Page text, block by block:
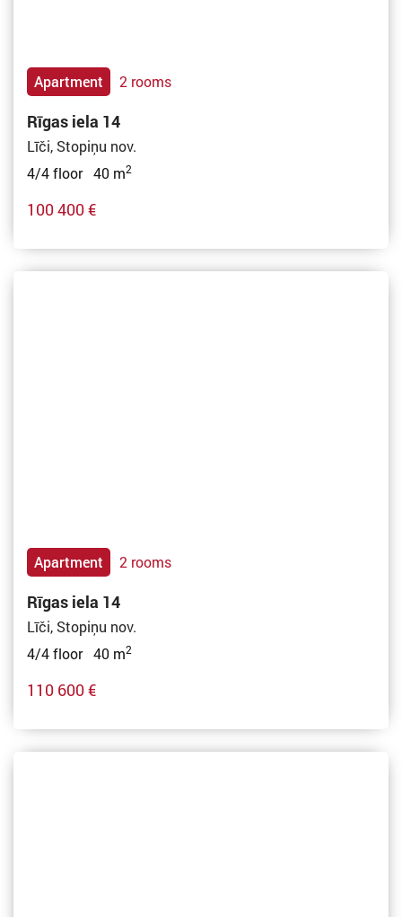
Apartment 2 rooms
Rīgas iela 14
Līči, Stopiņu nov.
4/4 floor 40 m2
100 400 €
Apartment 2 rooms
Rīgas iela 14
Līči, Stopiņu nov.
4/4 floor 40 m2
110 600 €